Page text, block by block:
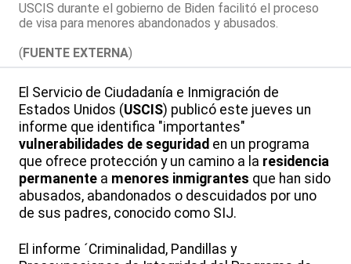
USCIS durante el gobierno de Biden facilitó el proceso
de visa para menores abandonados y abusados.
(FUENTE EXTERNA)
El Servicio de Ciudadanía e Inmigración de
Estados Unidos (USCIS) publicó este jueves un
informe que identifica "importantes"
vulnerabilidades de seguridad en un programa
que ofrece protección y un camino a la residencia
permanente a menores inmigrantes que han sido
abusados, abandonados o descuidados por uno
de sus padres, conocido como SIJ.
El informe ´Criminalidad, Pandillas y